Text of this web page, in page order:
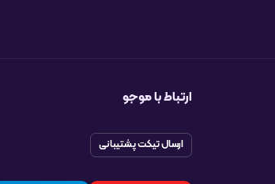
ارتباط با موجو
ارسال تیکت پشتیبانی